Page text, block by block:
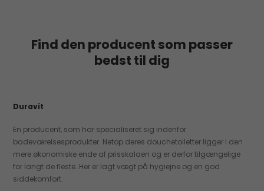
Find den producent som passer
bedst til dig
Duravit
En producent, som har specialiseret sig indenfor
badeværelsesprodukter. Netop deres douchetoiletter ligger i den
mere økonomiske ende af prisskalaen og er derfor tilgængelige
for langt de fleste. Her er lagt vægt på hygiejne og en god
siddekomfort.